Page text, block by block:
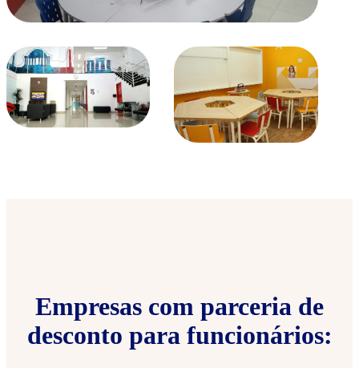
Empresas com parceria de
desconto para funcionários: